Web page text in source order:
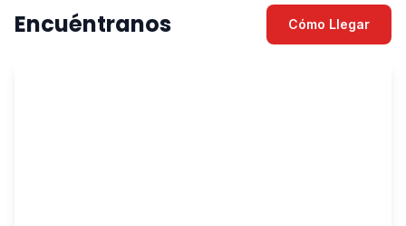
Encuéntranos Cómo Llegar